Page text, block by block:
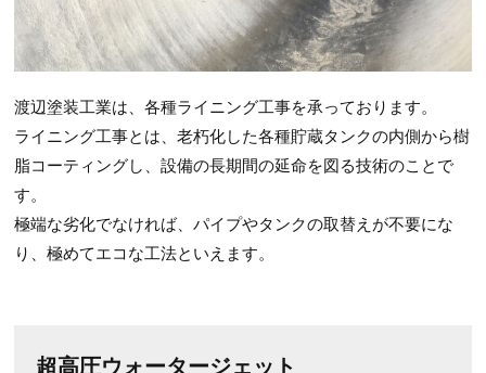
渡辺塗装工業は、各種ライニング工事を承っております。
ライニング工事とは、老朽化した各種貯蔵タンクの内側から樹
脂コーティングし、設備の長期間の延命を図る技術のことで
す。
極端な劣化でなければ、パイプやタンクの取替えが不要にな
り、極めてエコな工法といえます。
超高圧ウォータージェット